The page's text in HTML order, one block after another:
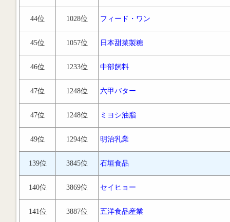
44位 1028位 フィード・ワン
45位 1057位 日本甜菜製糖
46位 1233位 中部飼料
47位 1248位 六甲バター
47位 1248位 ミヨシ油脂
49位 1294位 明治乳業
139位 3845位 石垣食品
140位 3869位 セイヒョー
141位 3887位 五洋食品産業